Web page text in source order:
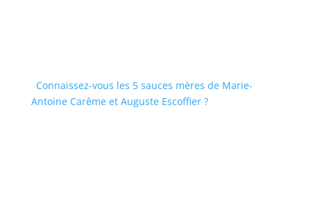
Connaissez-vous les 5 sauces mères de Marie-
Antoine Carême et Auguste Escoffier ?